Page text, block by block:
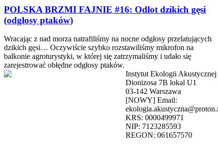
POLSKA BRZMI FAJNIE #16: Odlot dzikich gęsi
(odgłosy ptaków)
Wracając z nad morza natrafiliśmy na nocne odgłosy przelatujących
dzikich gęsi… Oczywiście szybko rozstawiliśmy mikrofon na
balkonie agroturystyki, w której się zatrzymaliśmy i udało się
zarejestrować obłędne odgłosy ptaków.
Instytut Ekologii Akustycznej
Dionizosa 7B lokal U1
03-142 Warszawa
[NOWY] Email:
KRS: 0000499971
NIP: 7123285593
REGON: 061657570